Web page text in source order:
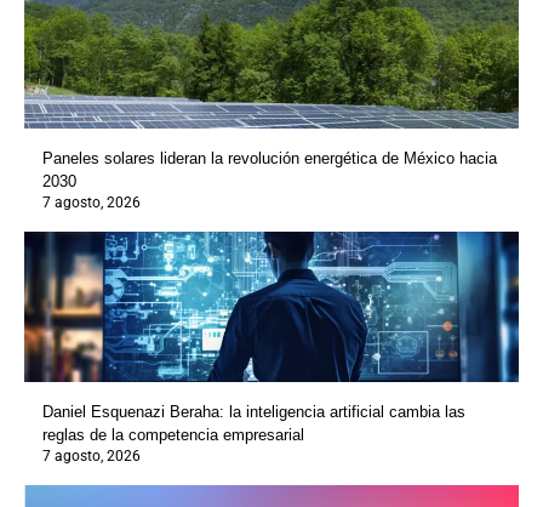
Paneles solares lideran la revolución energética de México hacia
2030
7 agosto, 2026
Daniel Esquenazi Beraha: la inteligencia artificial cambia las
reglas de la competencia empresarial
7 agosto, 2026